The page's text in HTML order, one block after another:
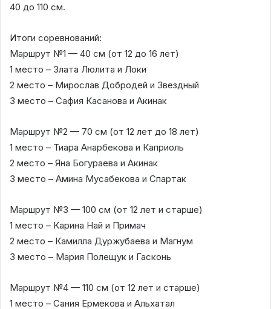
40 до 110 см.
Итоги соревнований:
Маршрут №1 — 40 см (от 12 до 16 лет)
1 место – Злата Люлита и Локи
2 место – Мирослав Добродей и Звездный
3 место – Сафия Касанова и Акинак
Маршрут №2 — 70 см (от 12 лет до 18 лет)
1 место – Тиара Анарбекова и Каприоль
2 место – Яна Богураева и Акинак
3 место – Амина Мусабекова и Спартак
Маршрут №3 — 100 см (от 12 лет и старше)
1 место – Карина Най и Примач
2 место – Камилла Дуржубаева и Магнум
3 место – Мария Полещук и Гасконь
Маршрут №4 — 110 см (от 12 лет и старше)
1 место – Сания Ермекова и Альхатал